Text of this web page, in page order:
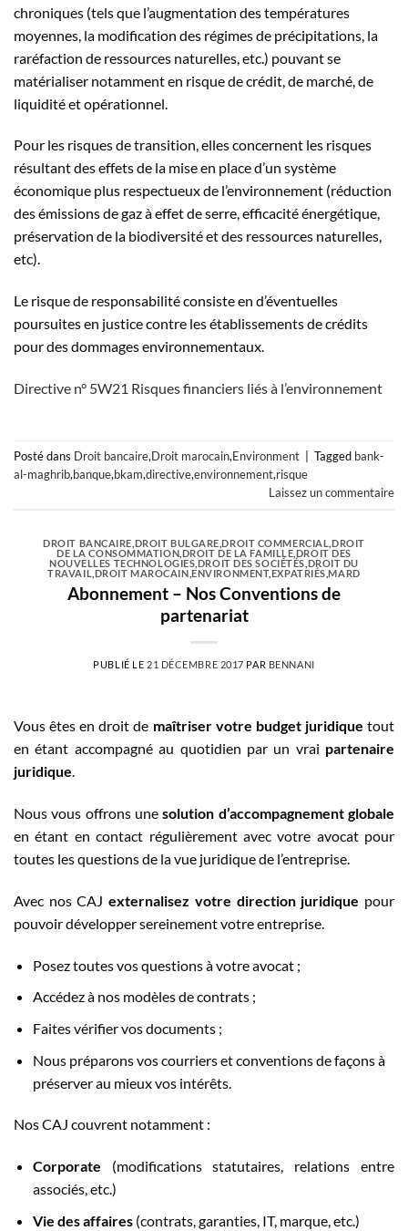
chroniques (tels que l’augmentation des températures
moyennes, la modification des régimes de précipitations, la
raréfaction de ressources naturelles, etc.) pouvant se
matérialiser notamment en risque de crédit, de marché, de
liquidité et opérationnel.
Pour les risques de transition, elles concernent les risques
résultant des effets de la mise en place d’un système
économique plus respectueux de l’environnement (réduction
des émissions de gaz à effet de serre, efficacité énergétique,
préservation de la biodiversité et des ressources naturelles,
etc).
Le risque de responsabilité consiste en d’éventuelles
poursuites en justice contre les établissements de crédits
pour des dommages environnementaux.
Directive n° 5W21 Risques financiers liés à l’environnement
Posté dans Droit bancaire,Droit marocain,Environment Tagged bank-
al-maghrib,banque,bkam,directive,environnement,risque
Laissez un commentaire
DROIT BANCAIRE DROIT BULGARE ,DROIT COMMERCIAL DROIT
DE LA CONSOMMATION DROIT DE LA FAMILLE DROIT DES
NOUVELLES TECHNOLOGIES DROIT DES SOCIÉTÉS DROIT DU
TRAVAIL DROIT MAROCAIN ,ENVIRONMENT,EXPATRIÉS ,MARD
Abonnement – Nos Conventions de
partenariat
PUBLIÉ LE 21 DÉCEMBRE 2017 PAR BENNANI
Vous êtes en droit de maîtriser votre budget juridique tout
en étant accompagné au quotidien par un vrai partenaire
juridique.
Nous vous offrons unesolution d’accompagnement globale
en étant en contact régulièrement avec votre avocat pour
toutes les questions de la vue juridique de l’entreprise.
Avec nos CAJexternalisez votre direction juridique pour
pouvoir développer sereinement votre entreprise.
Posez toutes vos questions à votre avocat ;
Accédez à nos modèles de contrats ;
Faites vérifier vos documents ;
Nous préparons vos courriers et conventions de façons à
préserver au mieux vos intérêts.
Nos CAJ couvrent notamment :
Corporate (modifications statutaires, relations entre
associés, etc.)
Vie des affaires(contrats, garanties, IT, marque, etc.)